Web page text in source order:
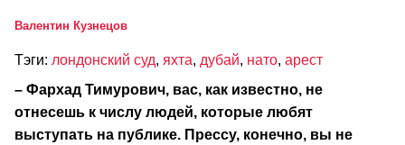
Валентин Кузнецов
Тэги: лондонский суд, яхта, дубай, нато, арест
– Фархад Тимурович, вас, как известно, не
отнесешь к числу людей, которые любят
выступать на публике. Прессу, конечно, вы не